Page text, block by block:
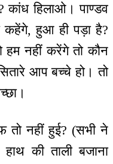
कांध हिलाओ। पाण्डव
कहेंगे, हुआ ही पड़ा है?
नहीं करेंगे तो कौन
आप बच्चे हो। तो
तो नहीं हुई? (सभी ने
हाथ की ताली बजाना